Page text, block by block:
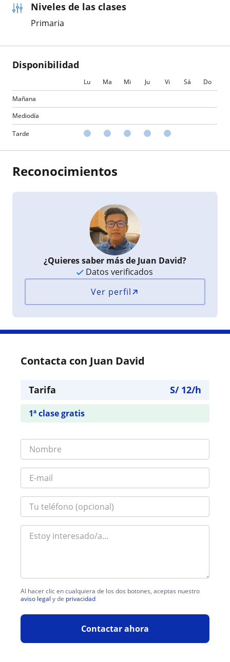
Niveles de las clases
Primaria
Disponibilidad
Lu Ma Mi Ju Vi Sá
Do
Mañana
Mediodía
Tarde
Reconocimientos
¿Quieres saber más de Juan David?
Datos verificados
Ver perfil
Contacta con Juan David
Tarifa S/ 12/h
1ª clase gratis
Al hacer clic en cualquiera de los dos botones, aceptas nuestro
aviso legal y de privacidad
Contactar ahora